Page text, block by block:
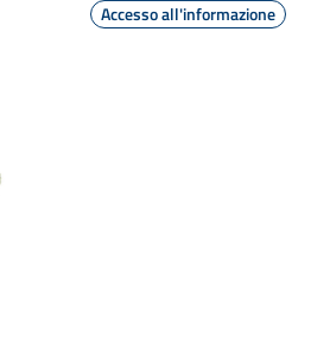
Accesso all'informazione